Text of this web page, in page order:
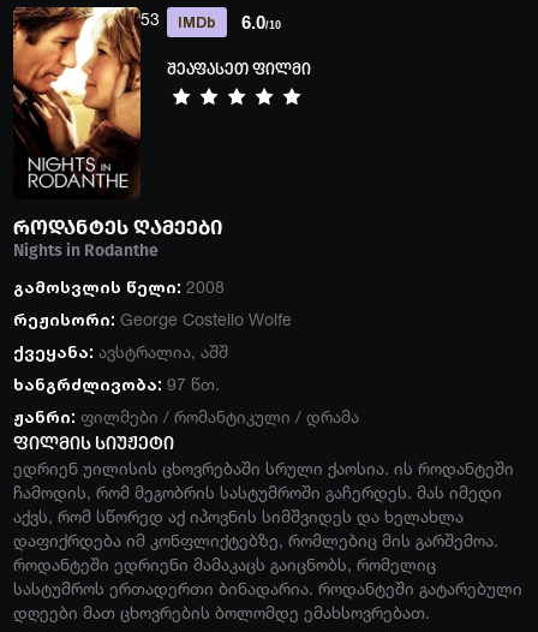
IMDb 6.0/10
შეაფასეთ ფილმი
53
როდანტეს ღამეები
Nights in Rodanthe
გამოსვლის წელი: 2008
რეჟისორი: George Costello Wolfe
ქვეყანა: ავსტრალია, აშშ
ხანგრძლივობა: 97 წთ.
ჟანრი: ფილმები / რომანტიკული / დრამა
ფილმის სიუჟეტი
ედრიენ უილისის ცხოვრებაში სრული ქაოსია. ის როდანტეში
ჩამოდის, რომ მეგობრის სასტუმროში გაჩერდეს. მას იმედი
აქვს, რომ სწორედ აქ იპოვნის სიმშვიდეს და ხელახლა
დაფიქრდება იმ კონფლიქტებზე, რომლებიც მის გარშემოა.
როდანტეში ედრიენი მამაკაცს გაიცნობს, რომელიც
სასტუმროს ერთადერთი ბინადარია. როდანტეში გატარებული
დღეები მათ ცხოვრების ბოლომდე ემახსოვრებათ.